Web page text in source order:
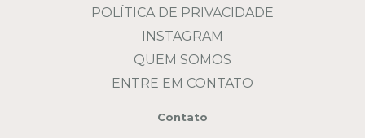
POLÍTICA DE PRIVACIDADE
INSTAGRAM
QUEM SOMOS
ENTRE EM CONTATO
Contato